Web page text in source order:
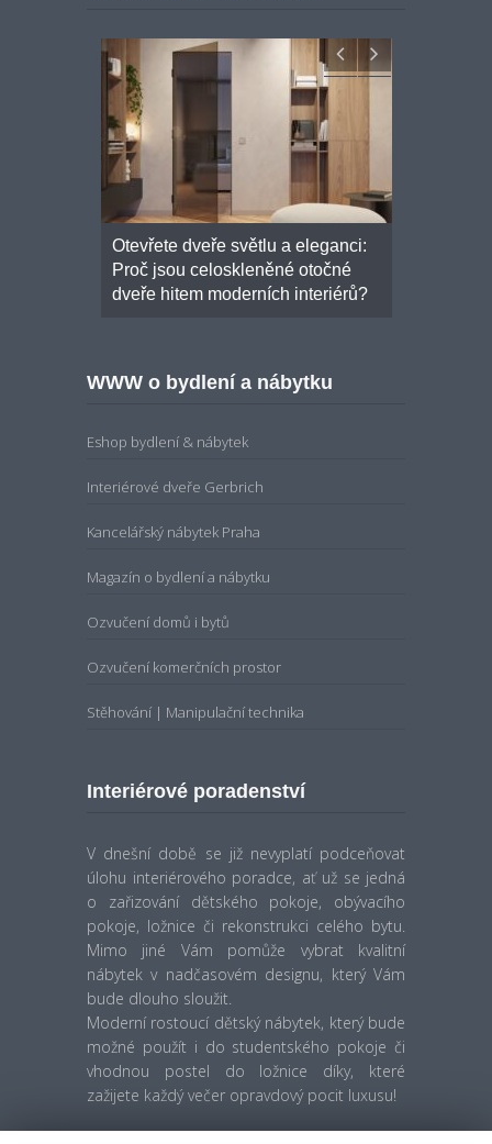
Otevřete dveře světlu a eleganci:
Proč jsou celoskleněné otočné
dveře hitem moderních interiérů?
WWW o bydlení a nábytku
Eshop bydlení & nábytek
Interiérové dveře Gerbrich
Kancelářský nábytek Praha
Magazín o bydlení a nábytku
Ozvučení domů i bytů
Ozvučení komerčních prostor
Stěhování | Manipulační technika
Interiérové poradenství
V dnešní době se již nevyplatí podceňovat
úlohu interiérového poradce, ať už se jedná
o zařizování dětského pokoje, obývacího
pokoje, ložnice či rekonstrukci celého bytu.
Mimo jiné Vám pomůže vybrat kvalitní
nábytek v nadčasovém designu, který Vám
bude dlouho sloužit.
Moderní rostoucí dětský nábytek, který bude
možné použít i do studentského pokoje či
vhodnou postel do ložnice díky, které
zažijete každý večer opravdový pocit luxusu!